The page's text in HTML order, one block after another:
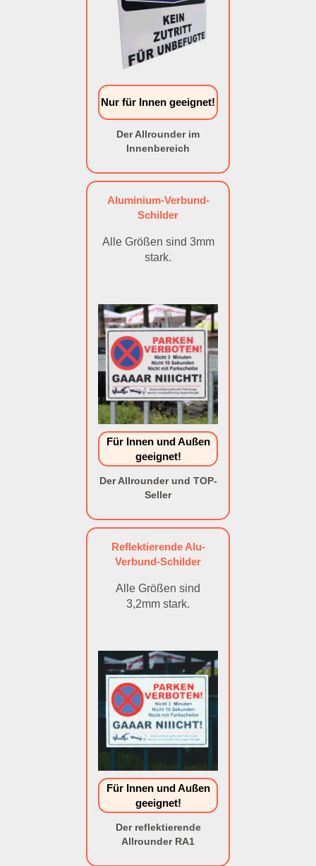
Nur für Innen geeignet!
Der Allrounder im
Innenbereich
Aluminium-Verbund-
Schilder
Alle Größen sind 3mm
stark.
Für Innen und Außen
geeignet!
Der Allrounder und TOP-
Seller
Reflektierende Alu-
Verbund-Schilder
Alle Größen sind
3,2mm stark.
Für Innen und Außen
geeignet!
Der reflektierende
Allrounder RA1